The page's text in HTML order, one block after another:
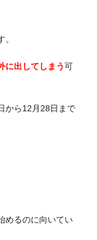
に出してしまう可
から12月28日まで
めるのに向いてい